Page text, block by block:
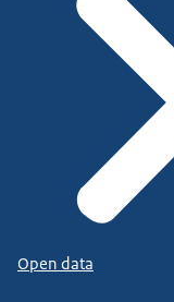
Open data